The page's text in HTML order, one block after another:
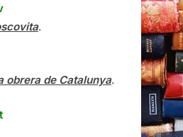
.
obrera de Catalunya.